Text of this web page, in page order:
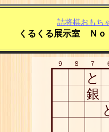
詰将棋おもち
くるくる展示室 Ｎ
９ ８ ７
と
銀